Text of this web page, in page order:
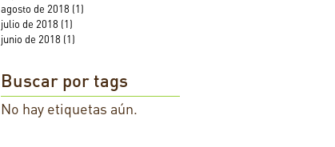
agosto de 2018 (1)
julio de 2018 (1)
junio de 2018 (1)
Buscar por tags
No hay etiquetas aún.